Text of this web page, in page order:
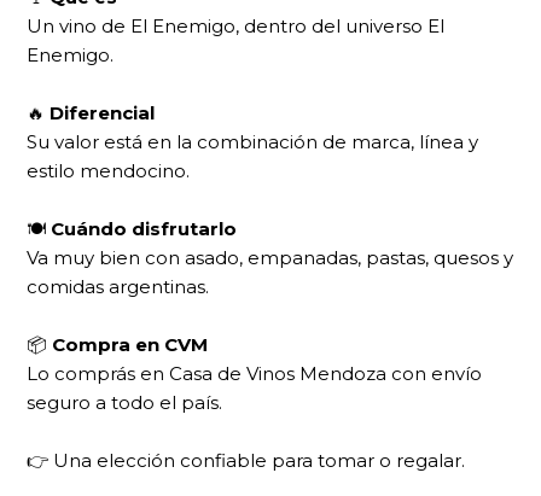
Un vino de El Enemigo, dentro del universo El
Enemigo.
🔥 Diferencial
Su valor está en la combinación de marca, línea y
estilo mendocino.
🍽 Cuándo disfrutarlo
Va muy bien con asado, empanadas, pastas, quesos y
comidas argentinas.
📦 Compra en CVM
Lo comprás en Casa de Vinos Mendoza con envío
seguro a todo el país.
👉 Una elección confiable para tomar o regalar.